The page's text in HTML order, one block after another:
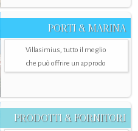
PORTI & MARINA
Villasimius, tutto il meglio
che può offrire un approdo
PRODOTTI & FORNITORI